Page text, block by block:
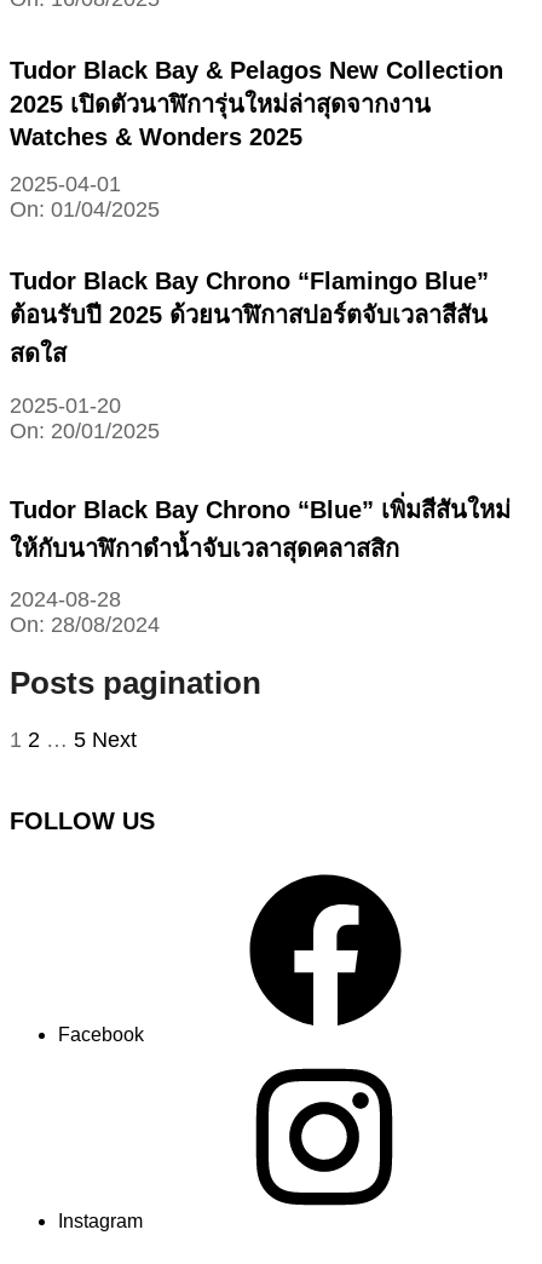
Tudor Black Bay & Pelagos New Collection
2025 เปิดตัวนาฬิการุ่นใหม่ล่าสุดจากงาน
Watches & Wonders 2025
2025-04-01
On: 01/04/2025
Tudor Black Bay Chrono “Flamingo Blue”
ต้อนรับปี 2025 ด้วยนาฬิกาสปอร์ตจับเวลาสีสัน
สดใส
2025-01-20
On: 20/01/2025
Tudor Black Bay Chrono “Blue” เพิ่มสีสันใหม่
ให้กับนาฬิกาดำน้ำจับเวลาสุดคลาสสิก
2024-08-28
On: 28/08/2024
Posts pagination
1 2 … 5 Next
FOLLOW US
Facebook
Instagram